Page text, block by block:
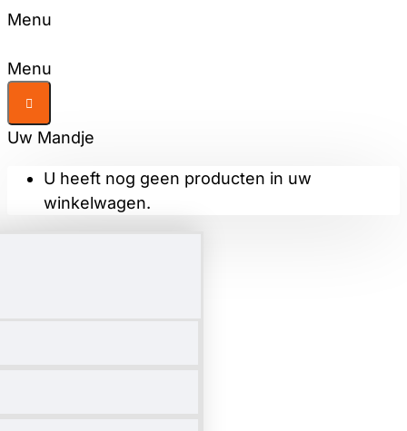
Menu
Menu
Uw Mandje
U heeft nog geen producten in uw
winkelwagen.